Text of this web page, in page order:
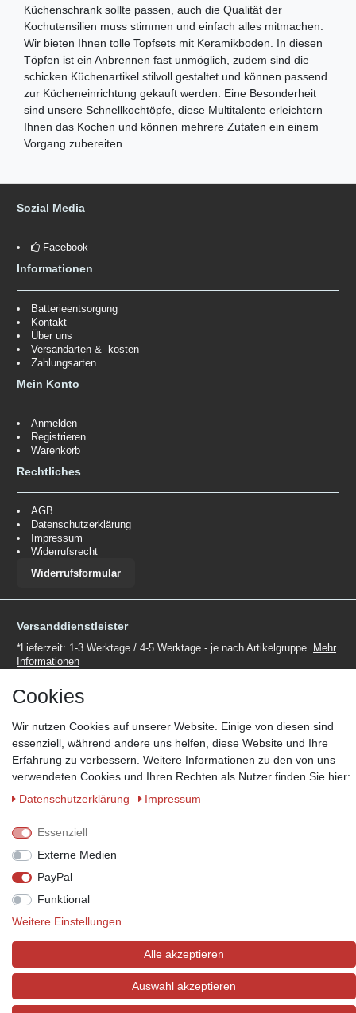
Küchenschrank sollte passen, auch die Qualität der
Kochutensilien muss stimmen und einfach alles mitmachen.
Wir bieten Ihnen tolle Topfsets mit Keramikboden. In diesen
Töpfen ist ein Anbrennen fast unmöglich, zudem sind die
schicken Küchenartikel stilvoll gestaltet und können passend
zur Kücheneinrichtung gekauft werden. Eine Besonderheit
sind unsere Schnellkochtöpfe, diese Multitalente erleichtern
Ihnen das Kochen und können mehrere Zutaten ein einem
Vorgang zubereiten.
Sozial Media
Facebook
Informationen
Batterieentsorgung
Kontakt
Über uns
Versandarten & -kosten
Zahlungsarten
Mein Konto
Anmelden
Registrieren
Warenkorb
Rechtliches
AGB
Datenschutzerklärung
Impressum
Widerrufsrecht
Widerrufsformular
Versanddienstleister
*Lieferzeit: 1-3 Werktage / 4-5 Werktage - je nach Artikelgruppe. Mehr
Informationen
Zahlungsmöglichkeiten
Wir behalten uns das Recht vor im Einzelfall bestimmte
Zahlungsarten auszuschließen.Mehr Informationen
© Copyright 2026 Marabella´s | Alle Rechte vorbehalten. | Grundpreise
Cookies
Wir nutzen Cookies auf unserer Website. Einige von diesen sind
essenziell, während andere uns helfen, diese Website und Ihre
Erfahrung zu verbessern. Weitere Informationen zu den von uns
verwendeten Cookies und Ihren Rechten als Nutzer finden Sie hier:
Daten­schutz­erklärung
Impressum
Essenziell
Externe Medien
PayPal
Funktional
Weitere Einstellungen
Alle akzeptieren
Auswahl akzeptieren